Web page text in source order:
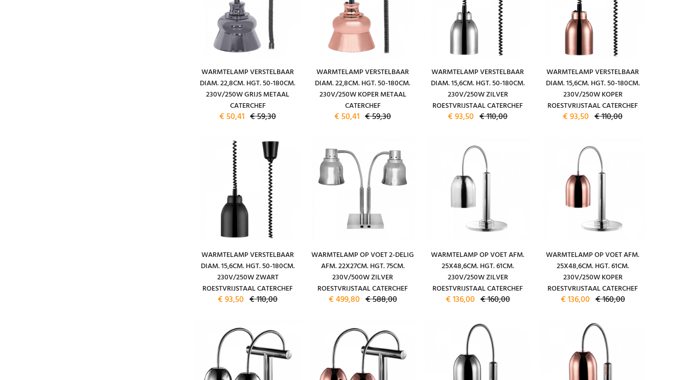
WARMTELAMP VERSTELBAAR
DIAM. 22,8CM. HGT. 50-180CM.
230V/250W GRIJS METAAL
CATERCHEF
€ 50,41 € 59,30
WARMTELAMP VERSTELBAAR
DIAM. 22,8CM. HGT. 50-180CM.
230V/250W KOPER METAAL
CATERCHEF
€ 50,41 € 59,30
WARMTELAMP VERSTELBAAR
DIAM. 15,6CM. HGT. 50-180CM.
230V/250W ZILVER
ROESTVRIJSTAAL CATERCHEF
€ 93,50 € 110,00
WARMTELAMP VERSTELBAAR
DIAM. 15,6CM. HGT. 50-180CM.
230V/250W KOPER
ROESTVRIJSTAAL CATERCHEF
€ 93,50 € 110,00
WARMTELAMP VERSTELBAAR
DIAM. 15,6CM. HGT. 50-180CM.
230V/250W ZWART
ROESTVRIJSTAAL CATERCHEF
€ 93,50 € 110,00
WARMTELAMP OP VOET 2-DELIG
AFM. 22X27CM. HGT. 75CM.
230V/500W ZILVER
ROESTVRIJSTAAL CATERCHEF
€ 499,80 € 588,00
WARMTELAMP OP VOET AFM.
25X48,6CM. HGT. 61CM.
230V/250W ZILVER
ROESTVRIJSTAAL CATERCHEF
€ 136,00 € 160,00
WARMTELAMP OP VOET AFM.
25X48,6CM. HGT. 61CM.
230V/250W KOPER
ROESTVRIJSTAAL CATERCHEF
€ 136,00 € 160,00